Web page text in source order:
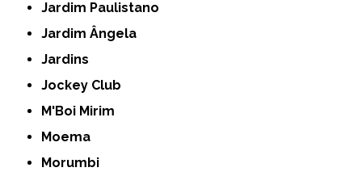
Jardim Paulistano
Jardim Ângela
Jardins
Jockey Club
M'Boi Mirim
Moema
Morumbi